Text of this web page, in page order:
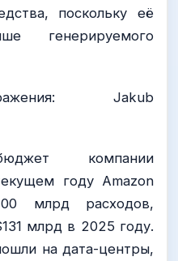
поскольку её
генерируемого
Jakub
компании
году Amazon
млрд расходов,
млрд в 2025 году.
на дата-центры,